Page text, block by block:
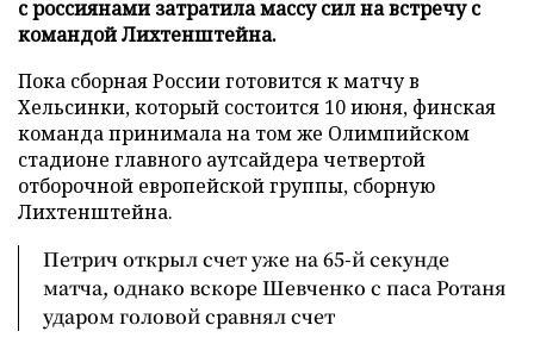
с россиянами затратила массу сил на встречу с
командой Лихтенштейна.
Пока сборная России готовится к матчу в
Хельсинки, который состоится 10 июня, финская
команда принимала на том же Олимпийском
стадионе главного аутсайдера четвертой
отборочной европейской группы, сборную
Лихтенштейна.
Петрич открыл счет уже на 65-й секунде
матча, однако вскоре Шевченко с паса Ротаня
ударом головой сравнял счет